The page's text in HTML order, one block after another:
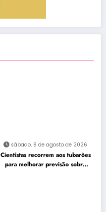
sábado, 8 de agosto de 2026
Cientistas recorrem aos tubarões
para melhorar previsão sobre